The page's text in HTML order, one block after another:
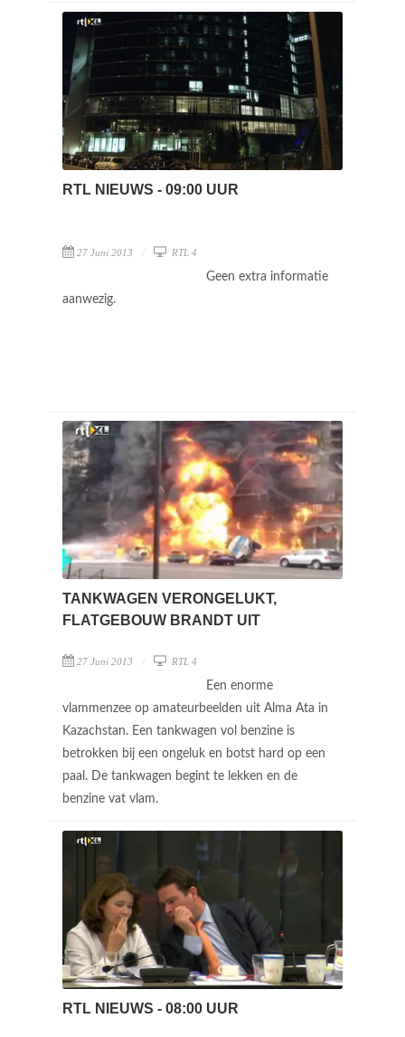
RTL NIEUWS - 09:00 UUR
27 Juni 2013 RTL 4
Geen extra informatie
aanwezig.
TANKWAGEN VERONGELUKT,
FLATGEBOUW BRANDT UIT
27 Juni 2013 RTL 4
Een enorme
vlammenzee op amateurbeelden uit Alma Ata in
Kazachstan. Een tankwagen vol benzine is
betrokken bij een ongeluk en botst hard op een
paal. De tankwagen begint te lekken en de
benzine vat vlam.
RTL NIEUWS - 08:00 UUR